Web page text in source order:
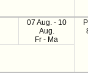
07 Aug. - 10
Aug.
Fr - Ma